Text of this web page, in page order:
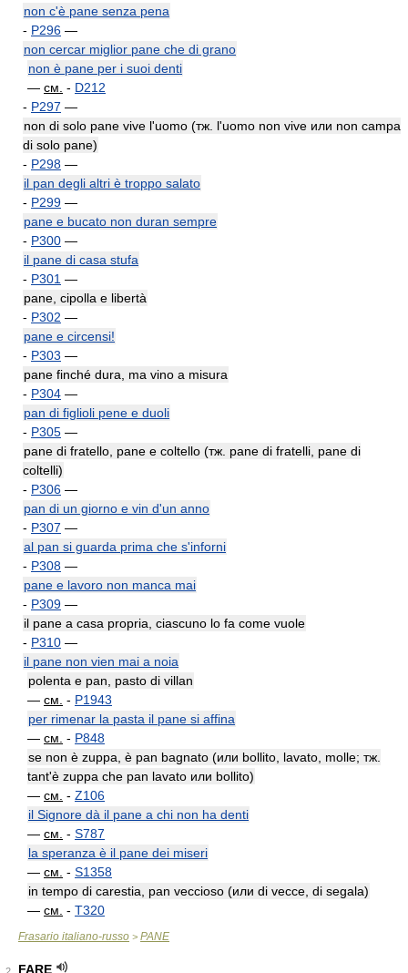
non c'è pane senza pena
- P296 —
non cercar miglior pane che di grano
non è pane per i suoi denti
— см. - D212
- P297 —
non di solo pane vive l'uomo (тж. l'uomo non vive или non campa
di solo pane)
- P298 —
il pan degli altri è troppo salato
- P299 —
pane e bucato non duran sempre
- P300 —
il pane di casa stufa
- P301 —
pane, cipolla e libertà
- P302 —
pane e circensi!
- P303 —
pane finché dura, ma vino a misura
- P304 —
pan di figlioli pene e duoli
- P305 —
pane di fratello, pane e coltello (тж. pane di fratelli, pane di
coltelli)
- P306 —
pan di un giorno e vin d'un anno
- P307 —
al pan si guarda prima che s'inforni
- P308 —
pane e lavoro non manca mai
- P309 —
il pane a casa propria, ciascuno lo fa come vuole
- P310 —
il pane non vien mai a noia
polenta e pan, pasto di villan
— см. - P1943
per rimenar la pasta il pane si affina
— см. - P848
se non è zuppa, è pan bagnato (или bollito, lavato, molle; тж.
tant'è zuppa che pan lavato или bollito)
— см. - Z106
il Signore dà il pane a chi non ha denti
— см. - S787
la speranza è il pane dei miseri
— см. - S1358
in tempo di carestia, pan veccioso (или di vecce, di segala)
— см. - T320
Frasario italiano-russo > PANE
FARE